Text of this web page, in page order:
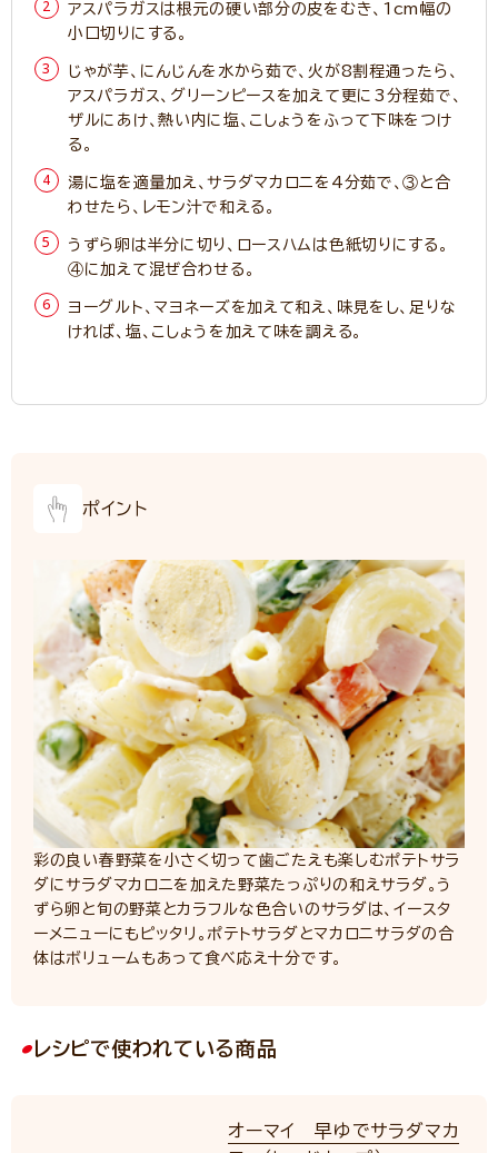
アスパラガスは根元の硬い部分の皮をむき、1cm幅の
小口切りにする。
じゃが芋、にんじんを水から茹で、火が8割程通ったら、
アスパラガス、グリーンピースを加えて更に3分程茹で、
ザルにあけ、熱い内に塩、こしょうをふって下味をつけ
る。
湯に塩を適量加え、サラダマカロニを4分茹で、③と合
わせたら、レモン汁で和える。
うずら卵は半分に切り、ロースハムは色紙切りにする。
④に加えて混ぜ合わせる。
ヨーグルト、マヨネーズを加えて和え、味見をし、足りな
ければ、塩、こしょうを加えて味を調える。
ポイント
彩の良い春野菜を小さく切って歯ごたえも楽しむポテトサラ
ダにサラダマカロニを加えた野菜たっぷりの和えサラダ。う
ずら卵と旬の野菜とカラフルな色合いのサラダは、イースタ
ーメニューにもピッタリ。ポテトサラダとマカロニサラダの合
体はボリュームもあって食べ応え十分です。
レシピで使われている商品
オーマイ 早ゆでサラダマカ